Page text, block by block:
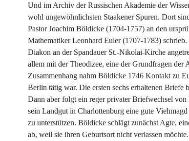
Und im Archiv der Russischen Akademie der
wohl ungewöhnlichsten Staakener Spuren. Dort
Pastor Joachim Böldicke (1704-1757) an den
Mathematiker Leonhard Euler (1707-1783)
Diakon an der Spandauer St.-Nikolai-Kirche
allem mit der Theodizee, eine der Grundfragen der
Zusammenhang nahm Böldicke 1746 Kontakt zu
Berlin tätig war. Die ersten sechs erhaltenen Briefe
Dann aber folgt ein reger privater Briefwechsel
sein Landgut in Charlottenburg eine gute
zu unterstützen. Böldicke schlägt zunächst Agte,
ab, weil sie ihren Geburtsort nicht verlassen